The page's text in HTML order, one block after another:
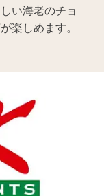
い海老のチョ
楽しめます。